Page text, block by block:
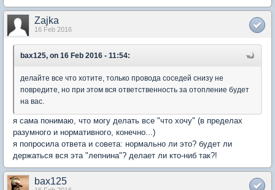
Zajka
16 Feb 2016
bax125, on 16 Feb 2016 - 11:54:
делайте все что хотите, только провода соседей снизу не
повредите, но при этом вся ответственность за отопление будет
на вас.
я сама понимаю, что могу делать все "что хочу" (в пределах
разумного и нормативного, конечно...)
я попросила ответа и совета: нормально ли это? будет ли
держаться вся эта "лепнина"? делает ли кто-ниб так?!
bax125